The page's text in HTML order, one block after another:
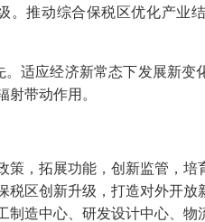
。推动综合保税区优化产业
适应经济新常态下发展新变
带动作用。
策，拓展功能，创新监管，
税区创新升级，打造对外开
制造中心、研发设计中心、